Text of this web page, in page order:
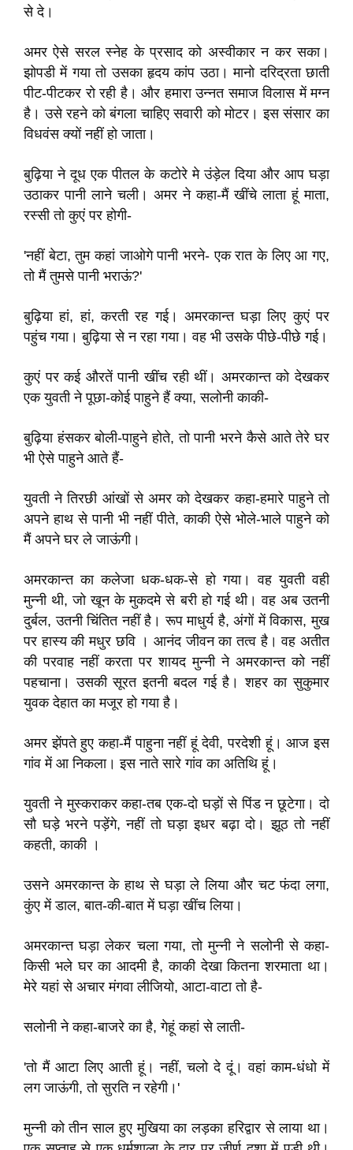
से दे।
अमर ऐसे सरल स्नेह के प्रसाद को अस्वीकार न कर सका।
झोपडी में गया तो उसका हृदय कांप उठा। मानो दरिद्रता छाती
पीट-पीटकर रो रही है। और हमारा उन्नत समाज विलास में मग्न
है। उसे रहने को बंगला चाहिए सवारी को मोटर। इस संसार का
विधवंस क्यों नहीं हो जाता।
बुढ़िया ने दूध एक पीतल के कटोरे मे उंड़ेल दिया और आप घड़ा
उठाकर पानी लाने चली। अमर ने कहा-मैं खींचे लाता हूं माता,
रस्सी तो कुएं पर होगी-
'नहीं बेटा, तुम कहां जाओगे पानी भरने- एक रात के लिए आ गए,
तो मैं तुमसे पानी भराऊं?'
बुढ़िया हां, हां, करती रह गई। अमरकान्त घड़ा लिए कुएं पर
पहुंच गया। बुढ़िया से न रहा गया। वह भी उसके पीछे-पीछे गई।
कुएं पर कई औरतें पानी खींच रही थीं। अमरकान्त को देखकर
एक युवती ने पूछा-कोई पाहुने हैं क्या, सलोनी काकी-
बुढ़िया हंसकर बोली-पाहुने होते, तो पानी भरने कैसे आते तेरे घर
भी ऐसे पाहुने आते हैं-
युवती ने तिरछी आंखों से अमर को देखकर कहा-हमारे पाहुने तो
अपने हाथ से पानी भी नहीं पीते, काकी ऐसे भोले-भाले पाहुने को
मैं अपने घर ले जाऊंगी।
अमरकान्त का कलेजा धक-धक-से हो गया। वह युवती वही
मुन्नी थी, जो खून के मुकदमे से बरी हो गई थी। वह अब उतनी
दुर्बल, उतनी चिंतित नहीं है। रूप माधुर्य है, अंगों में विकास, मुख
पर हास्य की मधुर छवि । आनंद जीवन का तत्‍व है। वह अतीत
की परवाह नहीं करता पर शायद मुन्नी ने अमरकान्त को नहीं
पहचाना। उसकी सूरत इतनी बदल गई है। शहर का सुकुमार
युवक देहात का मजूर हो गया है।
अमर झेंपते हुए कहा-मैं पाहुना नहीं हूं देवी, परदेशी हूं। आज इस
गांव में आ निकला। इस नाते सारे गांव का अतिथि हूं।
युवती ने मुस्कराकर कहा-तब एक-दो घड़ों से पिंड न छूटेगा। दो
सौ घड़े भरने पड़ेंगे, नहीं तो घड़ा इधर बढ़ा दो। झूठ तो नहीं
कहती, काकी ।
उसने अमरकान्त के हाथ से घड़ा ले लिया और चट फंदा लगा,
कुंए में डाल, बात-की-बात में घड़ा खींच लिया।
अमरकान्त घड़ा लेकर चला गया, तो मुन्नी ने सलोनी से कहा-
किसी भले घर का आदमी है, काकी देखा कितना शरमाता था।
मेरे यहां से अचार मंगवा लीजियो, आटा-वाटा तो है-
सलोनी ने कहा-बाजरे का है, गेहूं कहां से लाती-
'तो मैं आटा लिए आती हूं। नहीं, चलो दे दूं। वहां काम-धंधो में
लग जाऊंगी, तो सुरति न रहेगी।'
मुन्नी को तीन साल हुए मुखिया का लड़का हरिद्वार से लाया था।